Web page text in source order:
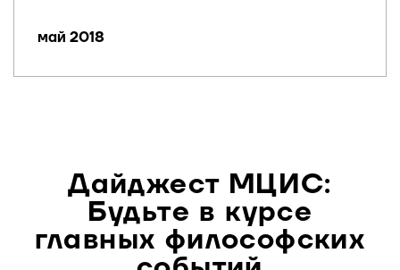
май 2018
Дайджест МЦИС:
Будьте в курсе
главных философских